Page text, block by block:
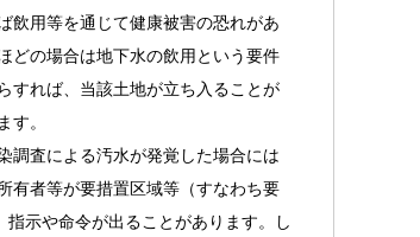
飲用等を通じて健康被害の恐れがあ
どの場合は地下水の飲用という要件
すれば、当該土地が立ち入ることが
す。
調査による汚水が発覚した場合には
有者等が要措置区域等（すなわち要
示や命令が出ることがあります。し